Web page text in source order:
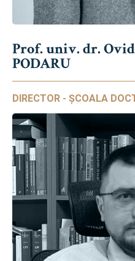
Prof. univ. dr.
PODARU
DIRECTOR - ȘCOALA